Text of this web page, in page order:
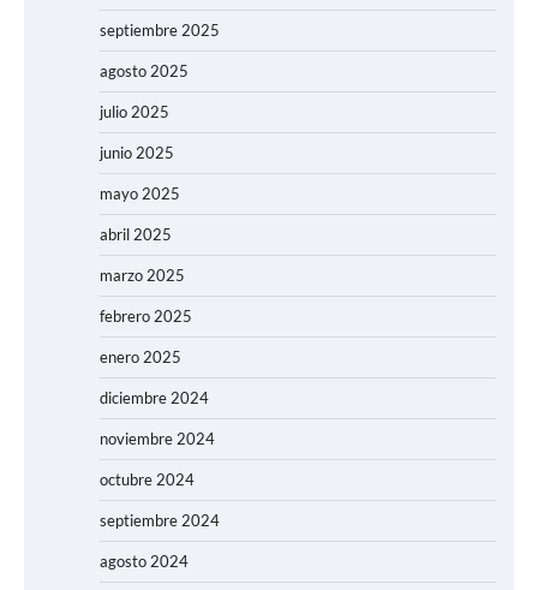
septiembre 2025
agosto 2025
julio 2025
junio 2025
mayo 2025
abril 2025
marzo 2025
febrero 2025
enero 2025
diciembre 2024
noviembre 2024
octubre 2024
septiembre 2024
agosto 2024